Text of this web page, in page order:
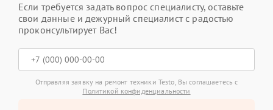
Если требуется задать вопрос специалисту, оставьте
свои данные и дежурный специалист с радостью
проконсультирует Вас!
Отправляя заявку на ремонт техники Testo, Вы соглашаетесь с
Политикой конфиденциальности